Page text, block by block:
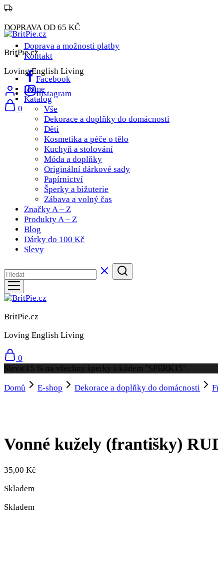
DOPRAVA OD 65 KČ
Doprava a možnosti platby
Kontakt
Facebook
Instagram
BritPie.cz
Loving English Living
0
Home
Katalog
Vše
Dekorace a doplňky do domácnosti
Děti
Kosmetika a péče o tělo
Kuchyň a stolování
Móda a doplňky
Originální dárkové sady
Papírnictví
Šperky a bižuterie
Zábava a volný čas
Značky A – Z
Produkty A – Z
Blog
Dárky do 100 Kč
Slevy
BritPie.cz
Loving English Living
0
Sleva 15 % na všechny šperky s kódem "SPERK15".
Domů E-shop Dekorace a doplňky do domácnosti
Vonné kužely (františky)
35,00 Kč
Skladem
Skladem